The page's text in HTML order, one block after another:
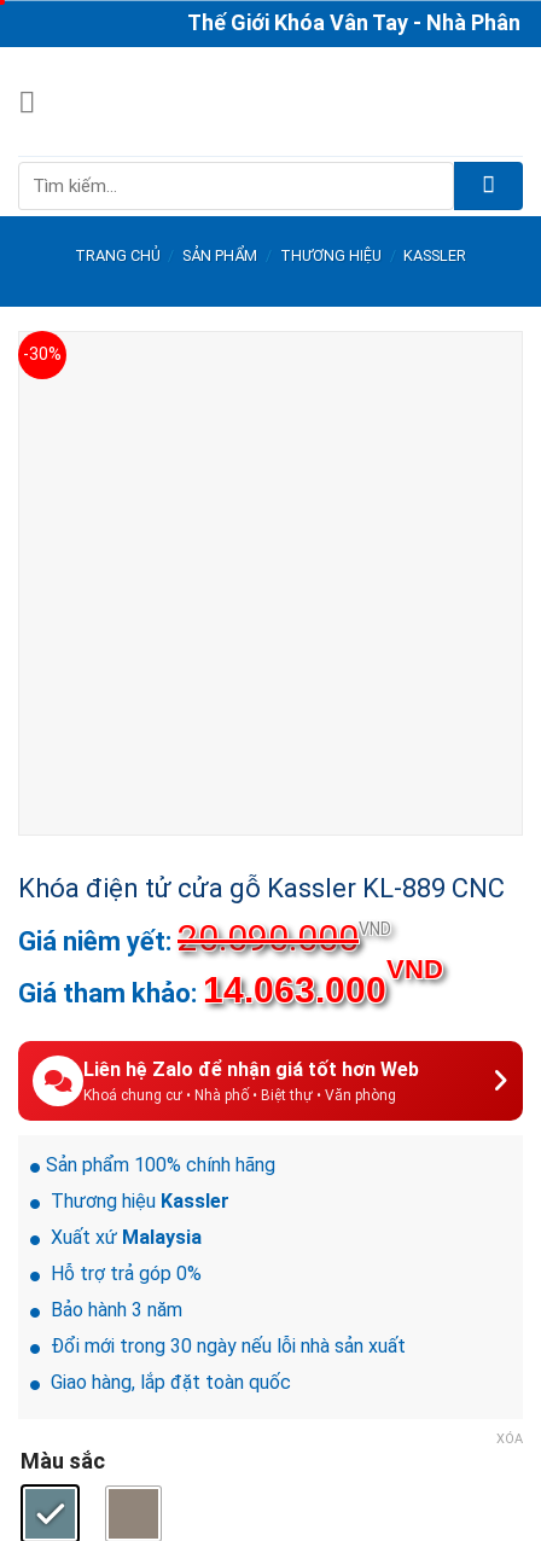
to
Thế Giới Khóa Vân Tay - Nhà Phân
Tìm
TRANG CHỦ / SẢN PHẨM / THƯƠNG HIỆU / KASSLER
-30%
Khóa điện tử cửa gỗ Kassler KL-889 CNC
20.090.000VND
14.063.000
VND
Liên hệ Zalo để nhận giá tốt hơn Web
Khoá chung cư • Nhà phố • Biệt thự • Văn phòng
Sản phẩm 100% chính hãng
Thương hiệu Kassler
Xuất xứ Malaysia
Hỗ trợ trả góp 0%
Bảo hành 3 năm
Đổi mới trong 30 ngày nếu lỗi nhà sản xuất
Giao hàng, lắp đặt toàn quốc
Màu sắc
XÓA